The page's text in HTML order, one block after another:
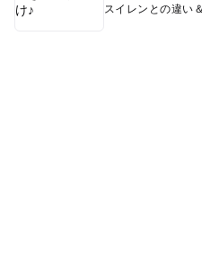
スイレンとの違い